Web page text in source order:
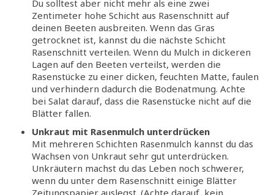
Du solltest aber nicht mehr als eine zwei
Zentimeter hohe Schicht aus Rasenschnitt auf
deinen Beeten ausbreiten. Wenn das Gras
getrocknet ist, kannst du die nächste Schicht
Rasenschnitt verteilen. Wenn du Mulch in dickeren
Lagen auf den Beeten verteilst, werden die
Rasenstücke zu einer dicken, feuchten Matte, faulen
und verhindern dadurch die Bodenatmung. Achte
bei Salat darauf, dass die Rasenstücke nicht auf die
Blätter fallen.
Unkraut mit Rasenmulch unterdrücken
Mit mehreren Schichten Rasenmulch kannst du das
Wachsen von Unkraut sehr gut unterdrücken.
Unkräutern machst du das Leben noch schwerer,
wenn du unter dem Rasenschnitt einige Blätter
Zeitungspapier auslegst. (Achte darauf, kein